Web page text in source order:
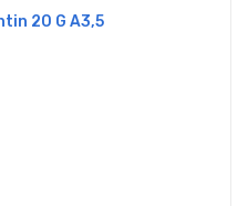
20 G A3,5